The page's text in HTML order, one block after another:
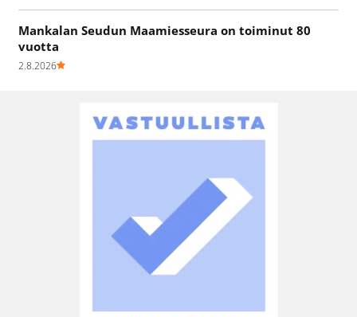
Mankalan Seudun Maamiesseura on toiminut 80
vuotta
2.8.2026